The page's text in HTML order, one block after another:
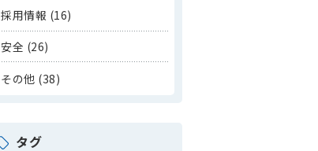
採用情報 (16)
安全 (26)
その他 (38)
タグ